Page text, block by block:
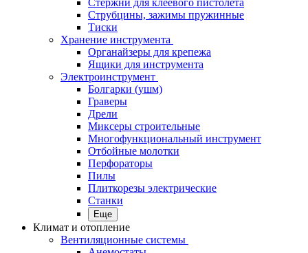
Струбцины, зажимы пружинные
Тиски
Хранение инструмента
Органайзеры для крепежа
Ящики для инструмента
Электроинструмент
Болгарки (ушм)
Граверы
Дрели
Миксеры строительные
Многофункциональный инструмент
Отбойные молотки
Перфораторы
Пилы
Плиткорезы электрические
Станки
Еще
Климат и отопление
Вентиляционные системы